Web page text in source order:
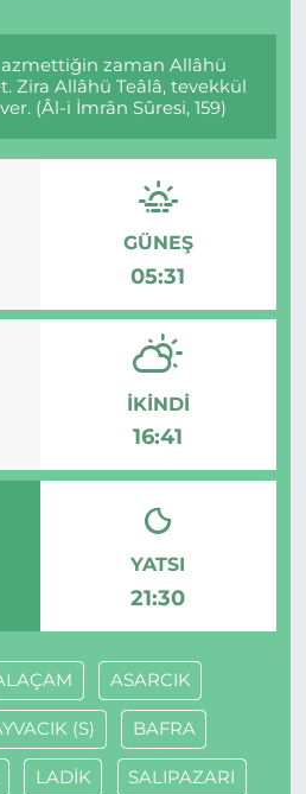
azmettiğin zaman Allâhü
Zira Allâhü Teâlâ, tevekkül
(Âl-i İmrân Sûresi, 159)
GÜNEŞ
05:31
İKINDI
16:41
YATSI
21:30
ASARCIK
(S) BAFRA
LADİK SALIPAZARI